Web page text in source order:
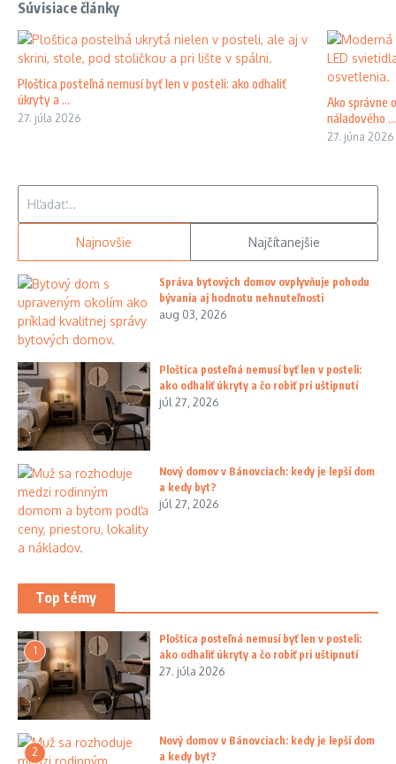
Súvisiace články
Ploštica posteľná nemusí byť len v posteli: ako odhaliť
úkryty a ...
27. júla 2026
Ako správne
náladového ...
27. júna 2026
Najnovšie Najčítanejšie
Správa bytových domov ovplyvňuje pohodu
bývania aj hodnotu nehnuteľnosti
aug 03, 2026
Ploštica posteľná nemusí byť len v posteli:
ako odhaliť úkryty a čo robiť pri uštipnutí
júl 27, 2026
Nový domov v Bánovciach: kedy je lepší dom
a kedy byt?
júl 27, 2026
Top témy
1
Ploštica posteľná nemusí byť len v posteli:
ako odhaliť úkryty a čo robiť pri uštipnutí
27. júla 2026
2
Nový domov v Bánovciach: kedy je lepší dom
a kedy byt?